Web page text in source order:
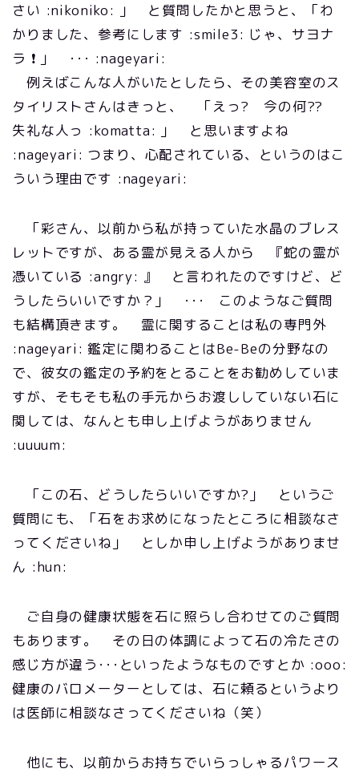
さい :nikoniko: 」 と質問したかと思うと、「わ
かりました、参考にします :smile3: じゃ、サヨナ
ラ ❗ 」 ･･･ :nageyari:
例えばこんな人がいたとしたら、その美容室のス
タイリストさんはきっと、 「えっ? 今の何??
失礼な人っ :komatta: 」 と思いますよね
:nageyari: つまり、心配されている、というのはこ
ういう理由です :nageyari:
「彩さん、以前から私が持っていた水晶のブレス
レットですが、ある霊が見える人から 『蛇の霊が
憑いている :angry: 』 と言われたのですけど、ど
うしたらいいですか？」 ･･･ このようなご質問
も結構頂きます。 霊に関することは私の専門外
:nageyari: 鑑定に関わることはBe-Beの分野なの
で、彼女の鑑定の予約をとることをお勧めしていま
すが、そもそも私の手元からお渡ししていない石に
関しては、なんとも申し上げようがありません
:uuuum:
「この石、どうしたらいいですか?」 というご
質問にも、「石をお求めになったところに相談なさ
ってくださいね」 としか申し上げようがありませ
ん :hun:
ご自身の健康状態を石に照らし合わせてのご質問
もあります。 その日の体調によって石の冷たさの
感じ方が違う･･･といったようなものですとか :ooo:
健康のバロメーターとしては、石に頼るというより
は医師に相談なさってくださいね（笑）
他にも、以前からお持ちでいらっしゃるパワース